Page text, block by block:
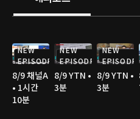
NEW
EPISODE
8/9 채널A
• 1시간
10분
NEW
EPISODE
8/9 YTN •
3분
NEW
EPISODE
8/9 YTN •
3분